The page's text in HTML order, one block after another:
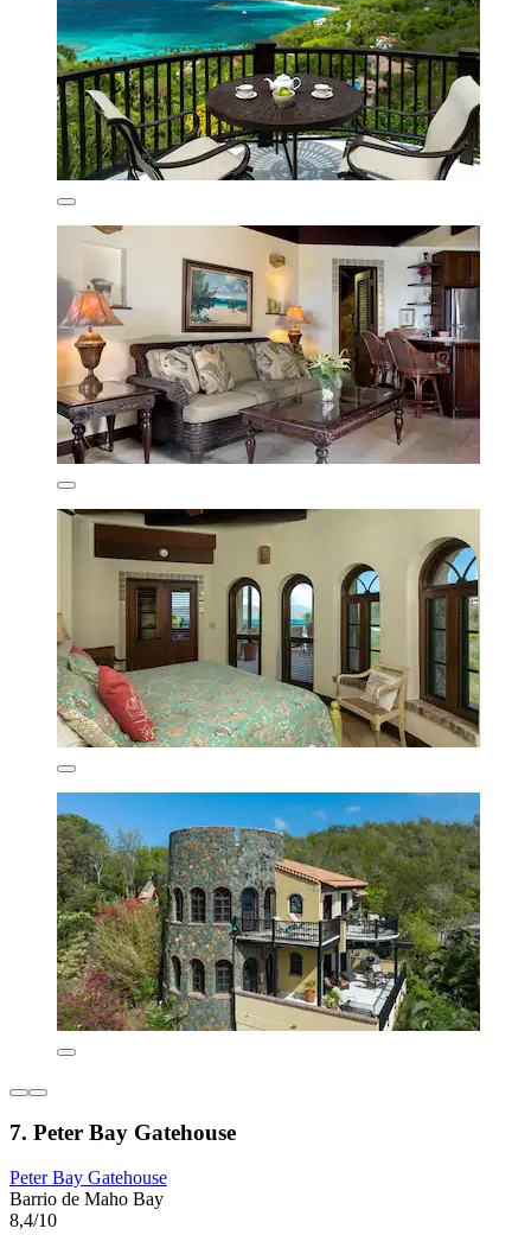
7. Peter Bay Gatehouse
Peter Bay Gatehouse
Barrio de Maho Bay
8,4/10